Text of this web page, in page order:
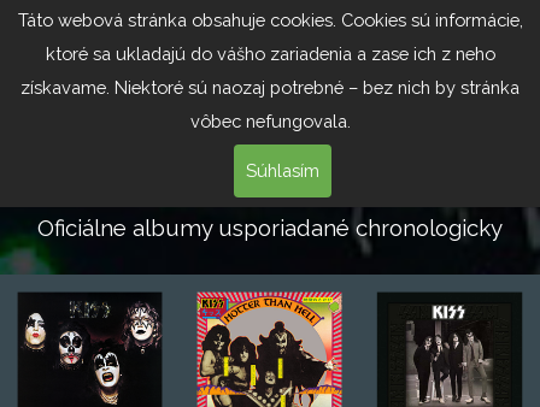
Táto webová stránka obsahuje cookies. Cookies sú informácie,
ktoré sa ukladajú do vášho zariadenia a zase ich z neho
získavame. Niektoré sú naozaj potrebné – bez nich by stránka
vôbec nefungovala.
Súhlasím
Oficiálne albumy usporiadané chronologicky